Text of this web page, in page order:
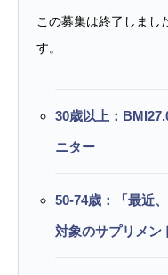
この募集は終了しまし
す。
30歳以上：
ニター
50-74歳：「最近
対象のサプリメ